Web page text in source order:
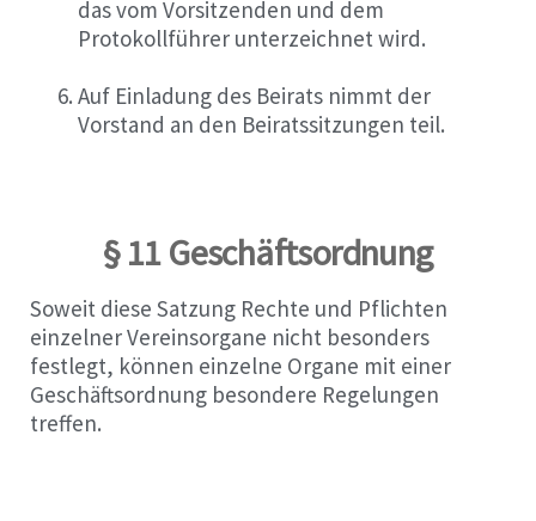
das vom Vorsitzenden und dem
Protokollführer unterzeichnet wird.
Auf Einladung des Beirats nimmt der
Vorstand an den Beiratssitzungen teil.
§ 11 Geschäftsordnung
Soweit diese Satzung Rechte und Pflichten
einzelner Vereinsorgane nicht besonders
festlegt, können einzelne Organe mit einer
Geschäftsordnung besondere Regelungen
treffen.